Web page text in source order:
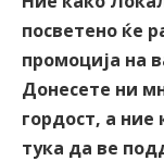
посветено ќе
промоција на
Донесете ни
гордост, а ние
тука да ве